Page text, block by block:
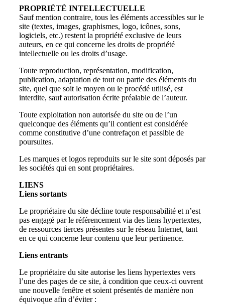
PROPRIÉTÉ INTELLECTUELLE
Sauf mention contraire, tous les éléments accessibles sur le
site (textes, images, graphismes, logo, icônes, sons,
logiciels, etc.) restent la propriété exclusive de leurs
auteurs, en ce qui concerne les droits de propriété
intellectuelle ou les droits d’usage.
Toute reproduction, représentation, modification,
publication, adaptation de tout ou partie des éléments du
site, quel que soit le moyen ou le procédé utilisé, est
interdite, sauf autorisation écrite préalable de l’auteur.
Toute exploitation non autorisée du site ou de l’un
quelconque des éléments qu’il contient est considérée
comme constitutive d’une contrefaçon et passible de
poursuites.
Les marques et logos reproduits sur le site sont déposés par
les sociétés qui en sont propriétaires.
LIENS
Liens sortants
Le propriétaire du site décline toute responsabilité et n’est
pas engagé par le référencement via des liens hypertextes,
de ressources tierces présentes sur le réseau Internet, tant
en ce qui concerne leur contenu que leur pertinence.
Liens entrants
Le propriétaire du site autorise les liens hypertextes vers
l’une des pages de ce site, à condition que ceux-ci ouvrent
une nouvelle fenêtre et soient présentés de manière non
équivoque afin d’éviter :